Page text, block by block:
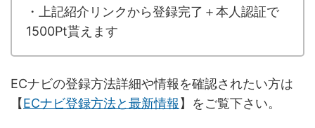
・上記紹介リンクから登録完了＋本人認証で
1500Pt貰えます
ECナビの登録方法詳細や情報を確認されたい方は
【ECナビ登録方法と最新情報】をご覧下さい。